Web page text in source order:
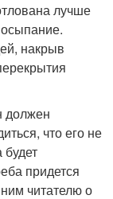
лучше
накрыв
должен
что его не
придется
читателю о